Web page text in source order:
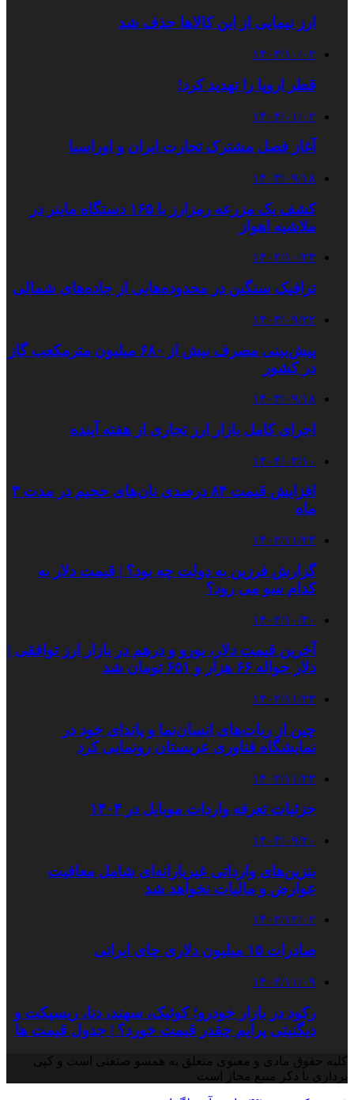
ارز نیمایی از این کالاها حذف شد
۱۴۰۳/۱۰/۰۲
قطر اروپا را تهدید کرد!
۱۴۰۴/۰۱/۰۲
آغاز فصل مشترک تجارت ایران و اوراسیا
۱۴۰۳/۰۹/۱۸
کشف یک مزرعه رمزارز با ۱۶۵ دستگاه ماینر در
ملاشیه اهواز
۱۴۰۲/۱۰/۲۳
ترافیک سنگین در محدوده‌هایی از جاده‌های شمالی
۱۴۰۳/۰۹/۲۲
پیش‌بینی مصرف بیش از ۶۸۰ میلیون مترمکعب گاز
در کشور
۱۴۰۳/۰۹/۱۸
اجرای کامل بازار ارز تجاری از هفته آینده
۱۴۰۴/۰۳/۱۰
افزایش قیمت ۸۴ درصدی نان‌های حجیم در مدت ۳
ماه
۱۴۰۲/۱۱/۲۳
گزارش فرزین به دولت چه بود؟ | قیمت دلار به
کدام سو می‌ رود؟
۱۴۰۲/۱۰/۳۰
آخرین قیمت دلار، یورو و درهم در بازار ارز توافقی |
دلار حواله ۶۶ هزار و ۶۵۱ تومان شد
۱۴۰۲/۱۱/۲۳
چین از ربات‌های انسان‌نما و پاندای خود در
نمایشگاه فناوری عربستان رونمایی کرد
۱۴۰۲/۱۱/۲۳
جزئیات تعرفه واردات موبایل در ۱۴۰۴
۱۴۰۳/۰۹/۲۰
بنزین‌های وارداتی غیریارانه‌ای شامل معافیت
عوارض و مالیات نخواهد شد
۱۴۰۲/۱۲/۰۲
صادرات ۱۵ میلیون دلاری چای ایرانی
۱۴۰۲/۱۱/۰۹
رکود در بازار خودرو؛ کوئیک، سهند، دنا، ریسپکت و
دیگنیتی پرایم چقدر قیمت خورد؟ | جدول قیمت ها
کلیه حقوق مادی و معنوی متعلق به همسو صنعتی است و کپی
برداری با ذکر منبع مجاز است